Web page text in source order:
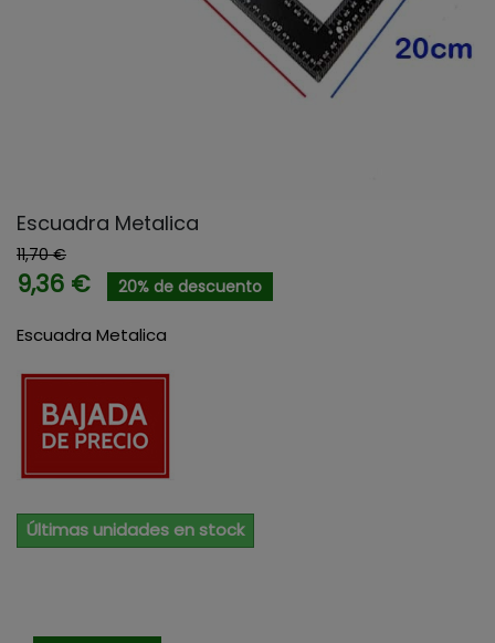
Escuadra Metalica
11,70 €
9,36 € 20% de descuento
Escuadra Metalica
Últimas unidades en stock